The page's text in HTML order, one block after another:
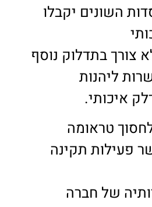
השונים יקבלו
צורך בתדלוק נוסף
ליהנות
איכותי.
טראומה
פעילות תקינה
של חברה